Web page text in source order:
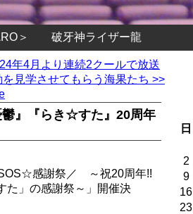
＞ 破牙神ライザー龍
年4月より連続2クールで放送
見学させてもらう海果たち >>
』『らき☆すた』20周年
SOS☆感謝祭／ ～祝20周年!!
た」の感謝祭～」開催決
日
2
9
16
23